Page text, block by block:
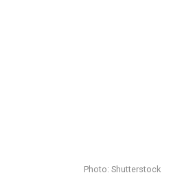
Photo: Shutterstock